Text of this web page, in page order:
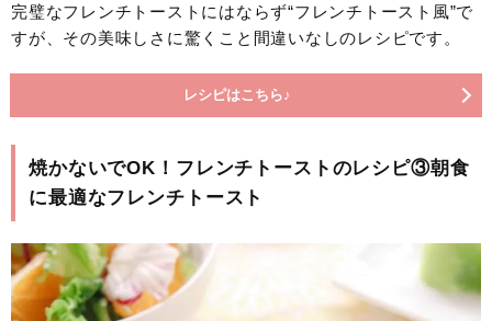
完璧なフレンチトーストにはならず“フレンチトースト風”で
すが、その美味しさに驚くこと間違いなしのレシピです。
レシピはこちら♪
焼かないでOK！フレンチトーストのレシピ③朝食
に最適なフレンチトースト